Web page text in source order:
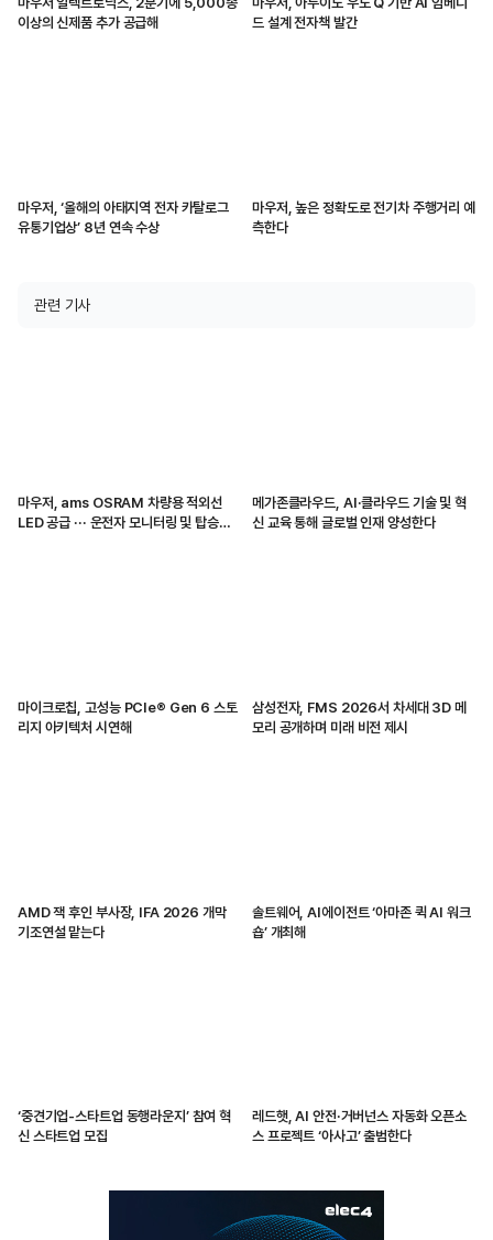
이상의 신제품 추가 공급해
드 설계 전자책 발간
마우저, ‘올해의 아태지역 전자 카탈로그
유통기업상’ 8년 연속 수상
마우저, 높은 정확도로 전기차 주행거리 예
측한다
관련 기사
마우저, ams OSRAM 차량용 적외선
LED 공급 ··· 운전자 모니터링 및 탑승자
메가존클라우드, AI·클라우드 기술 및 혁
신 교육 통해 글로벌 인재 양성한다
마이크로칩, 고성능 PCIe® Gen 6 스토
리지 아키텍처 시연해
삼성전자, FMS 2026서 차세대 3D 메
모리 공개하며 미래 비전 제시
AMD 잭 후인 부사장, IFA 2026 개막
기조연설 맡는다
솔트웨어, AI에이전트 ‘아마존 퀵 AI 워크
숍’ 개최해
‘중견기업-스타트업 동행라운지’ 참여 혁
신 스타트업 모집
레드햇, AI 안전·거버넌스 자동화 오픈소
스 프로젝트 ‘아사고’ 출범한다